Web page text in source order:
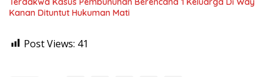
Kanan Dituntut Hukuman Mati
Post Views: 41